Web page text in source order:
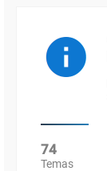
74
Temas